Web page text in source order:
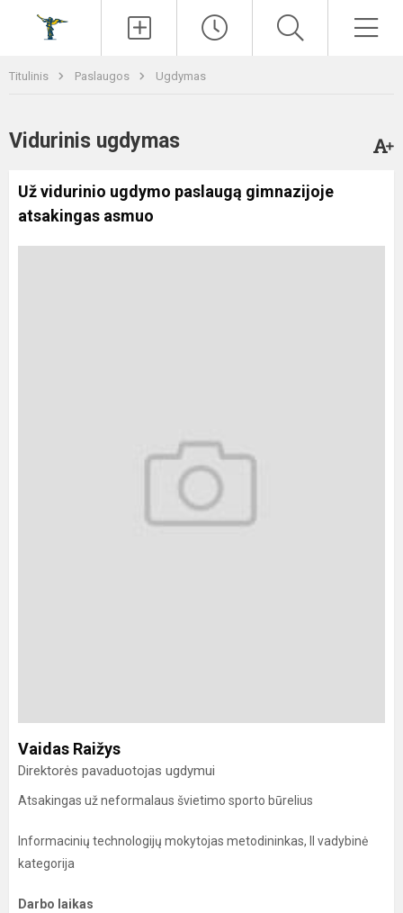
Titulinis Paslaugos Ugdymas
Vidurinis ugdymas
Už vidurinio ugdymo paslaugą gimnazijoje
atsakingas asmuo
Vaidas Raižys
Direktorės pavaduotojas ugdymui
Atsakingas už neformalaus švietimo sporto būrelius
Informacinių technologijų mokytojas metodininkas, II vadybinė
kategorija
Darbo laikas